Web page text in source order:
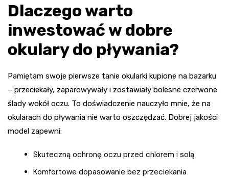
Dlaczego warto
inwestować w dobre
okulary do pływania?
Pamiętam swoje pierwsze tanie okularki kupione na bazarku
– przeciekały, zaparowywały i zostawiały bolesne czerwone
ślady wokół oczu. To doświadczenie nauczyło mnie, że na
okularach do pływania nie warto oszczędzać. Dobrej jakości
model zapewni:
Skuteczną ochronę oczu przed chlorem i solą
Komfortowe dopasowanie bez przeciekania